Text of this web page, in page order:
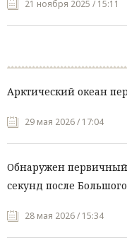
21 ноября 2025 / 15:11
Арктический океан
29 мая 2026 / 17:04
Обнаружен
секунд после
28 мая 2026 / 15:34